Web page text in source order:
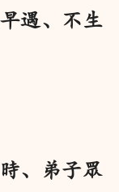
遇、不生
、弟子眾